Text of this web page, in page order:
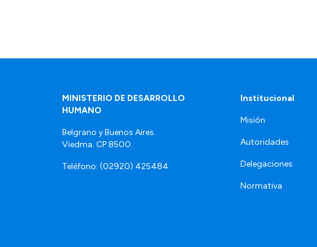
MINISTERIO DE DESARROLLO
HUMANO
Belgrano y Buenos Aires.
Viedma. CP 8500.
Teléfono: (02920) 425484
Institucional
Misión
Autoridades
Delegaciones
Normativa